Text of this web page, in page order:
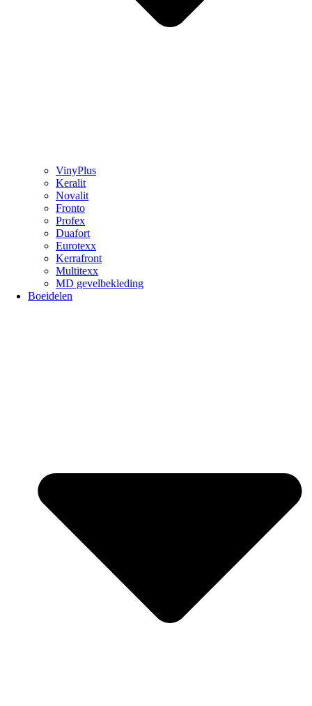
VinyPlus
Keralit
Novalit
Fronto
Profex
Duafort
Eurotexx
Kerrafront
Multitexx
MD gevelbekleding
Boeidelen